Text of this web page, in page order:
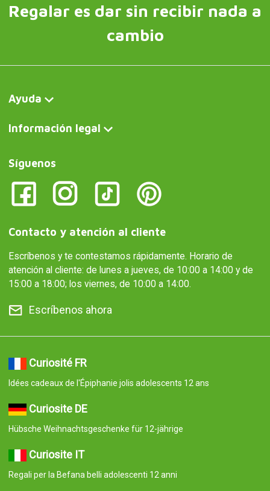
Regalar es dar sin recibir nada a
cambio
Ayuda
Información legal
Síguenos
Contacto y atención al cliente
Escríbenos y te contestamos rápidamente. Horario de
atención al cliente: de lunes a jueves, de 10:00 a 14:00 y de
15:00 a 18:00; los viernes, de 10:00 a 14:00.
Escríbenos ahora
Curiosité FR
Idées cadeaux de l'Épiphanie jolis adolescents 12 ans
Curiosite DE
Hübsche Weihnachtsgeschenke für 12-jährige
Curiosite IT
Regali per la Befana belli adolescenti 12 anni